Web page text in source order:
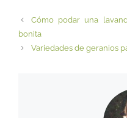
Cómo podar una
bonita
Variedades de geranios